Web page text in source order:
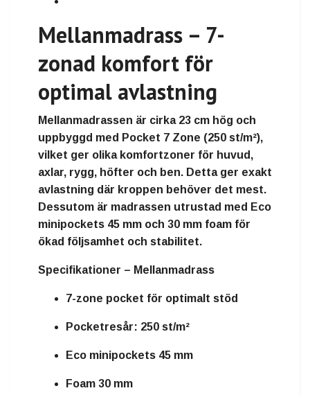
Mellanmadrass – 7-
zonad komfort för
optimal avlastning
Mellanmadrassen är cirka 23 cm hög och
uppbyggd med Pocket 7 Zone (250 st/m²),
vilket ger olika komfortzoner för huvud,
axlar, rygg, höfter och ben. Detta ger exakt
avlastning där kroppen behöver det mest.
Dessutom är madrassen utrustad med Eco
minipockets 45 mm och 30 mm foam för
ökad följsamhet och stabilitet.
Specifikationer – Mellanmadrass
7-zone pocket för optimalt stöd
Pocketresår: 250 st/m²
Eco minipockets 45 mm
Foam 30 mm